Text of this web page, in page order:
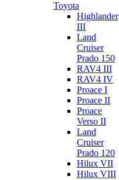
Toyota
Highlander
III
Land
Cruiser
Prado 150
RAV4 III
RAV4 IV
Proace I
Proace II
Proace
Verso II
Land
Cruiser
Prado 120
Hilux VII
Hilux VIII